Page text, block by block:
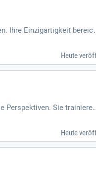
Ihre Einzigartigkeit
Heute
Perspektiven. Sie
Mathematik. Zudem vermit
für
EG 8 zwischen 2.112€
Heute